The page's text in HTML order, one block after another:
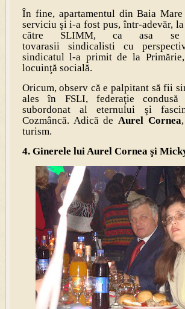
În fine, apartamentul din Baia
serviciu şi i-a fost pus, într-adevăr,
către SLIMM, ca asa
tovarasii sindicalisti cu
sindicatul l-a primit de la
locuinţă socială.
Oricum, observ că e palpitant să fii
ales în FSLI, federaţie
subordonat al eternului şi
Cozmâncă. Adică de Aurel Cornea
turism.
4. Ginerele lui Aurel Cornea şi